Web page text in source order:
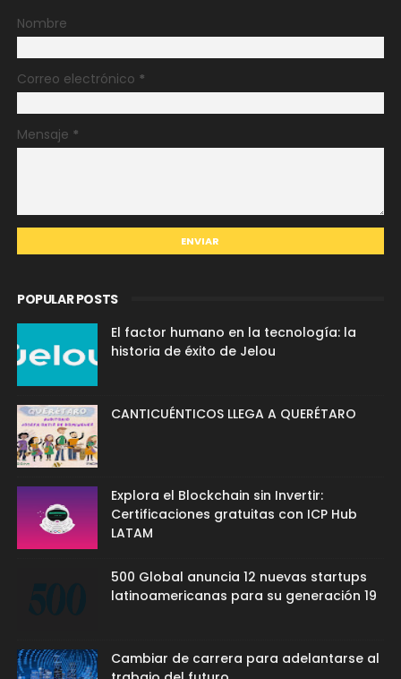
Nombre
Correo electrónico *
Mensaje *
POPULAR POSTS
El factor humano en la tecnología: la
historia de éxito de Jelou
CANTICUÉNTICOS LLEGA A QUERÉTARO
Explora el Blockchain sin Invertir:
Certificaciones gratuitas con ICP Hub
LATAM
500 Global anuncia 12 nuevas startups
latinoamericanas para su generación 19
Cambiar de carrera para adelantarse al